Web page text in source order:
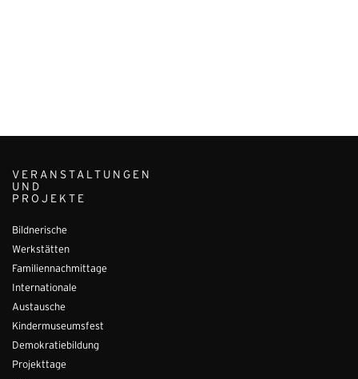
VERANSTALTUNGEN
UND
PROJEKTE
Bildnerische
Werkstätten
Familiennachmittage
Internationale
Austausche
Kindermuseumsfest
Demokratiebildung
Projekttage